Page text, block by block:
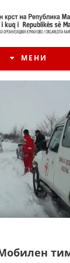
МЕНИ
НА ЦКРМ
НА